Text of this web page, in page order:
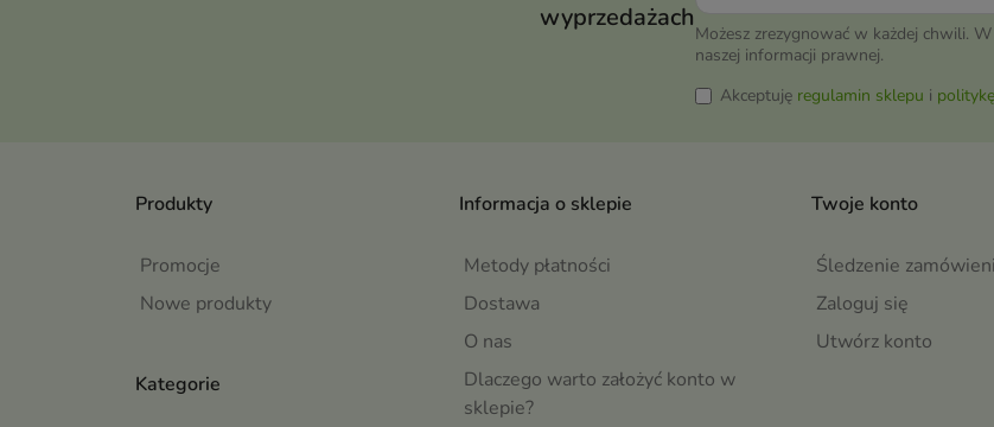
wyprzedażach
Możesz zrezygnować w każdej chwili.
naszej informacji prawnej.
Akceptuję regulamin sklepu i
Produkty
Promocje
Nowe produkty
Informacja o sklepie
Metody płatności
Dostawa
O nas
Dlaczego warto założyć konto w
sklepie?
Kategorie
Twoje konto
Śledzenie
Zaloguj się
Utwórz konto